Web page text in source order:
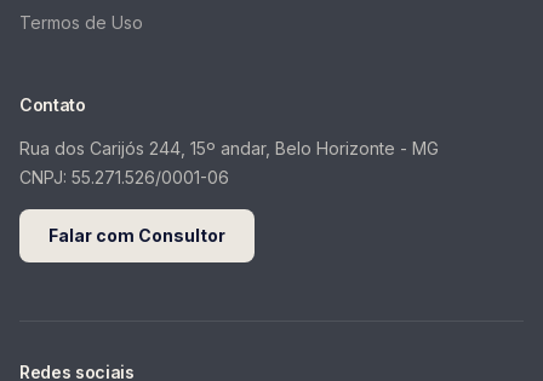
Termos de Uso
Contato
Rua dos Carijós 244, 15º andar, Belo Horizonte - MG
CNPJ: 55.271.526/0001-06
Falar com Consultor
Redes sociais